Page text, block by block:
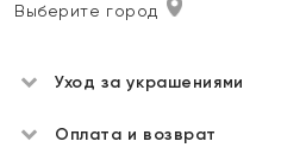
Выберите город
Уход за украшениями
Оплата и возврат